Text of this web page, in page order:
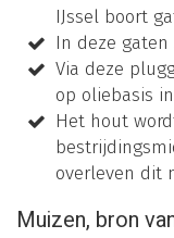
IJssel boort
In deze
Via deze
op oliebasis
Het hout
overleven dit
Muizen, bron